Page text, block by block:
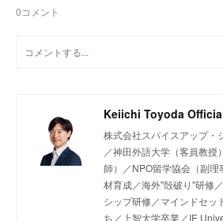
0コメント
Keiichi Toyoda
株式会社スパイスアップ・
／神田外語大学（客員教
師）／NPO留学協会（副理
材育成／海外"殻破り"研修
シップ研修／マインドセッ
ち／上智大学卒業／IE